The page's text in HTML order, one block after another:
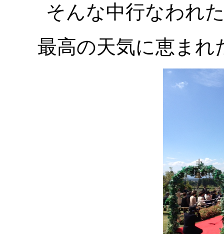
そんな中行なわれ
最高の天気に恵ま